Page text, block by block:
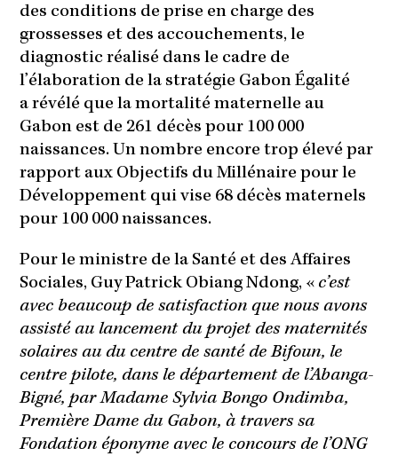
des conditions de prise en charge des
grossesses et des accouchements, le
diagnostic réalisé dans le cadre de
l’élaboration de la stratégie Gabon Égalité
a révélé que la mortalité maternelle au
Gabon est de 261 décès pour 100 000
naissances. Un nombre encore trop élevé par
rapport aux Objectifs du Millénaire pour le
Développement qui vise 68 décès maternels
pour 100 000 naissances.
Pour le ministre de la Santé et des Affaires
Sociales, Guy Patrick Obiang Ndong, « c’est
avec beaucoup de satisfaction que nous avons
assisté au lancement du projet des maternités
solaires au du centre de santé de Bifoun, le
centre pilote, dans le département de l’Abanga-
Bigné, par Madame Sylvia Bongo Ondimba,
Première Dame du Gabon, à travers sa
Fondation éponyme avec le concours de l’ONG